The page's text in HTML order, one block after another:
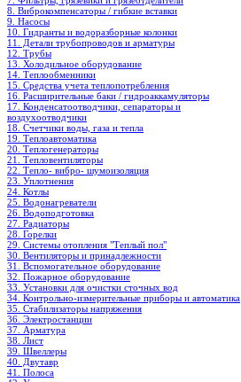
8. Виброкомпенсаторы / гибкие вставки
9. Насосы
10. Гидранты и водоразборные колонки
11. Детали трубопроводов и арматуры
12. Трубы
13. Холодильное oборудование
14. Теплообменники
15. Средства учета теплопотребления
16. Расширительные баки / гидроаккамуляторы
17. Конденсатоотводчики, сепараторы и
воздухоотводчики
18. Счетчики воды, газа и тепла
19. Теплоавтоматика
20. Теплогенераторы
21. Тепловентиляторы
22. Тепло- вибро- шумоизоляция
23. Уплотнения
24. Котлы
25. Водонагреватели
26. Водоподготовка
27. Радиаторы
28. Горелки
29. Системы отопления "Теплый пол"
30. Вентиляторы и принадлежности
31. Вспомогательное оборудование
32. Пожарное оборудование
33. Установки для очистки сточных вод
34. Контрольно-измерительные приборы и автоматика
35. Стабилизаторы напряжения
36. Электростанции
37. Арматура
38. Лист
39. Швеллеры
40. Двутавр
41. Полоса